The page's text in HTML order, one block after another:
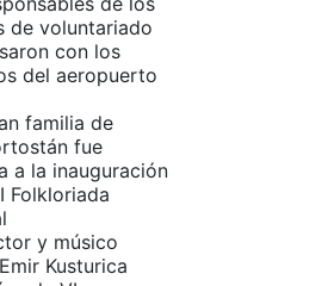
de voluntariado
con los
del aeropuerto
familia de
fue
a la inauguración
Folkloriada
y músico
Kusturica